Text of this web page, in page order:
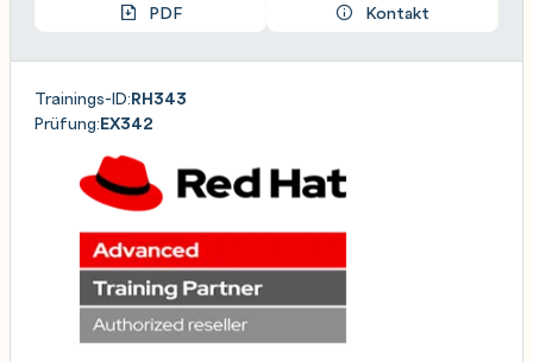
PDF Kontakt
Trainings-ID:RH343
Prüfung:EX342